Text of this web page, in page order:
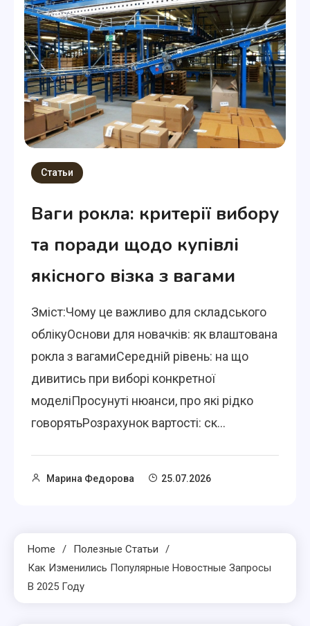
Статьи
Ваги рокла: критерії вибору
та поради щодо купівлі
якісного візка з вагами
Зміст:Чому це важливо для складського
облікуОснови для новачків: як влаштована
рокла з вагамиСередній рівень: на що
дивитись при виборі конкретної
моделіПросунуті нюанси, про які рідко
говорятьРозрахунок вартості: ск...
Марина Федорова 25.07.2026
Home
Полезные Статьи
Как Изменились Популярные Новостные Запросы
В 2025 Году